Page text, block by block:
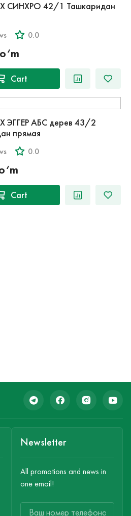
СИНХРО 42/1 Ташкаридан
0.0
Cart
ЭГГЕР АБС дерев 43/2
прямая
0.0
Cart
Newsletter
All promotions and news in
one email!